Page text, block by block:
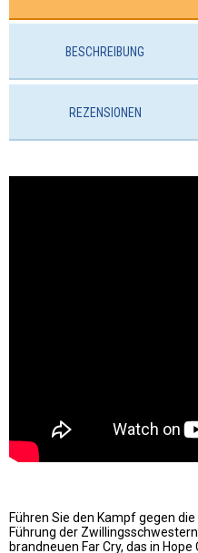
BESCHREIBUNG
REZENSIONEN
Führen Sie den Kampf gegen
Führung der
brandneuen Far Cry, das in